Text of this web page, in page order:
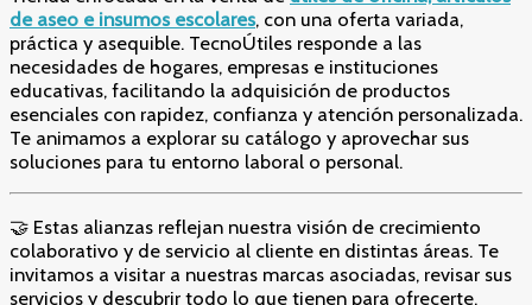
de aseo e insumos escolares, con una oferta variada,
práctica y asequible. TecnoÚtiles responde a las
necesidades de hogares, empresas e instituciones
educativas, facilitando la adquisición de productos
esenciales con rapidez, confianza y atención personalizada.
Te animamos a explorar su catálogo y aprovechar sus
soluciones para tu entorno laboral o personal.
🤝 Estas alianzas reflejan nuestra visión de crecimiento
colaborativo y de servicio al cliente en distintas áreas. Te
invitamos a visitar a nuestras marcas asociadas, revisar sus
servicios y descubrir todo lo que tienen para ofrecerte.